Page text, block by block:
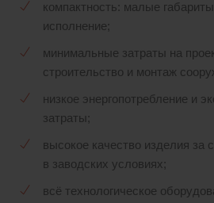
компактность: малые
исполнение;
минимальные затраты на
строительство и монтаж
низкое энергопотребление и
затраты;
высокое качество изделия за
в заводских условиях;
всё технологическое